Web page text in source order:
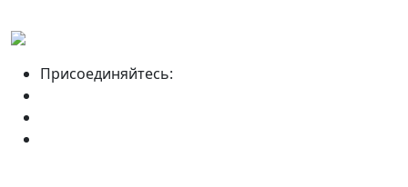
Присоединяйтесь: